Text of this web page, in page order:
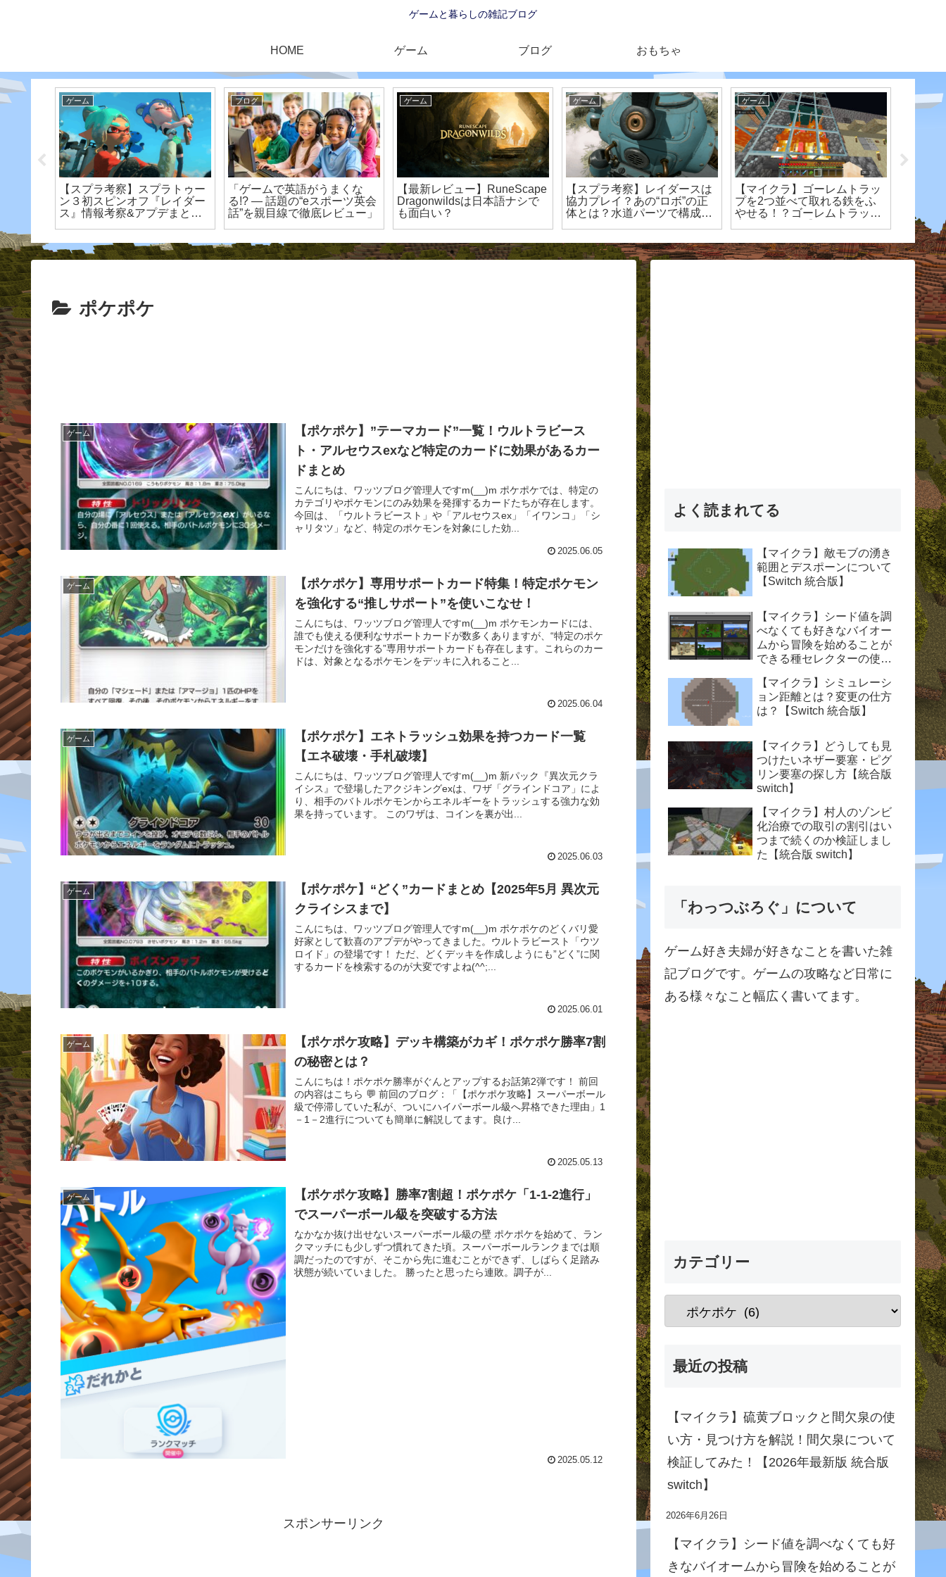
ゲームと暮らしの雑記ブログ
HOME ゲーム ブログ おもちゃ
ゲーム
【スプラ考察】スプラトゥー
ン３初スピンオフ『レイダー
ス』情報考察&アプデまと
ブログ
「ゲームで英語がうまくな
る!? ― 話題の“eスポーツ英会
話”を親目線で徹底レビュー」
ゲーム
【最新レビュー】RuneScape
Dragonwildsは日本語ナシで
も面白い？
ゲーム
【スプラ考察】レイダースは
協力プレイ？あの“ロボ”の正
体とは？水道パーツで構成さ
ゲーム
【マイクラ】ゴーレムトラッ
プを2つ並べて取れる鉄をふ
やせる！？ゴーレムトラップ
ゲーム
switch
ポケポケ
ゲーム
【ポケポケ】”テーマカード”一覧！ウルトラビース
ト・アルセウスexなど特定のカードに効果があるカー
ドまとめ
こんにちは、ワッツブログ管理人ですm(__)m ポケポケでは、特定の
カテゴリやポケモンにのみ効果を発揮するカードたちが存在します。
今回は、「ウルトラビースト」や「アルセウスex」「イワンコ」「シ
ャリタツ」など、特定のポケモンを対象にした効...
2025.06.05
ゲーム
【ポケポケ】専用サポートカード特集！特定ポケモン
を強化する“推しサポート”を使いこなせ！
こんにちは、ワッツブログ管理人ですm(__)m ポケモンカードには、
誰でも使える便利なサポートカードが数多くありますが、“特定のポケ
モンだけを強化する”専用サポートカードも存在します。これらのカー
ドは、対象となるポケモンをデッキに入れること...
2025.06.04
ゲーム
【ポケポケ】エネトラッシュ効果を持つカード一覧
【エネ破壊・手札破壊】
こんにちは、ワッツブログ管理人ですm(__)m 新パック『異次元クラ
イシス』で登場したアクジキングexは、ワザ「グラインドコア」によ
り、相手のバトルポケモンからエネルギーをトラッシュする強力な効
果を持っています。 このワザは、コインを裏が出...
2025.06.03
ゲーム
【ポケポケ】“どく”カードまとめ【2025年5月 異次元
クライシスまで】
こんにちは、ワッツブログ管理人ですm(__)m ポケポケのどくバリ愛
好家として歓喜のアプデがやってきました。ウルトラビースト「ウツ
ロイド」の登場です！ ただ、どくデッキを作成しようにも”どく”に関
するカードを検索するのが大変ですよね(^^;...
2025.06.01
ゲーム
【ポケポケ攻略】デッキ構築がカギ！ポケポケ勝率7割
の秘密とは？
こんにちは！ポケポケ勝率がぐんとアップするお話第2弾です！ 前回
の内容はこちら 💬 前回のブログ：「【ポケポケ攻略】スーパーボール
級で停滞していた私が、ついにハイパーボール級へ昇格できた理由」1
－1－2進行についても簡単に解説してます。良け...
2025.05.13
ゲーム
【ポケポケ攻略】勝率7割超！ポケポケ「1-1-2進行」
でスーパーボール級を突破する方法
なかなか抜け出せないスーパーボール級の壁 ポケポケを始めて、ラン
クマッチにも少しずつ慣れてきた頃。スーパーボールランクまでは順
調だったのですが、そこから先に進むことができず、しばらく足踏み
状態が続いていました。 勝ったと思ったら連敗。調子が...
2025.05.12
スポンサーリンク
よく読まれてる
【マイクラ】敵モブの湧き
範囲とデスポーンについて
【Switch 統合版】
【マイクラ】シード値を調
べなくても好きなバイオー
ムから冒険を始めることが
できる種セレクターの使い
【マイクラ】シミュレーシ
ョン距離とは？変更の仕方
は？【Switch 統合版】
【マイクラ】どうしても見
つけたいネザー要塞・ピグ
リン要塞の探し方【統合版
switch】
【マイクラ】村人のゾンビ
化治療での取引の割引はい
つまで続くのか検証しまし
た【統合版 switch】
「わっつぶろぐ」について
ゲーム好き夫婦が好きなことを書いた雑
記ブログです。ゲームの攻略など日常に
ある様々なこと幅広く書いてます。
カテゴリー
最近の投稿
【マイクラ】硫黄ブロックと間欠泉の使
い方・見つけ方を解説！間欠泉について
検証してみた！【2026年最新版 統合版
switch】
2026年6月26日
【マイクラ】シード値を調べなくても好
きなバイオームから冒険を始めることが